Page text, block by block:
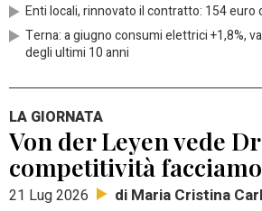
Enti locali, rinnovato il contratto: 154 euro
Terna: a giugno consumi elettrici +1,8%,
degli ultimi 10 anni
LA GIORNATA
Von der Leyen vede
competitività
21 Lug 2026 di Maria Cristina